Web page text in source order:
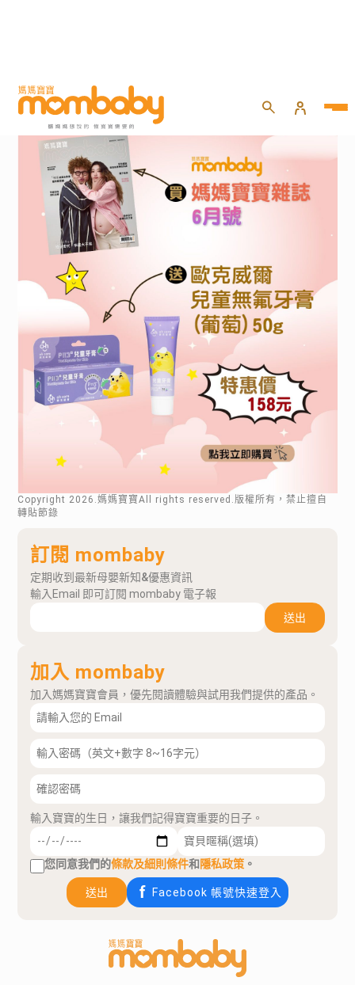
Copyright 2026 .媽媽寶寶All rights reserved.版權所有，禁止擅自
轉貼節錄
訂閱 mombaby
定期收到最新母嬰新知&優惠資訊
輸入Email 即可訂閱 mombaby 電子報
送出
加入 mombaby
加入媽媽寶寶會員，優先閱讀體驗與試用我們提供的產品。
輸入寶寶的生日，讓我們記得寶寶重要的日子。
您同意我們的條款及細則條件和隱私政策 。
送出 Facebook 帳號快速登入